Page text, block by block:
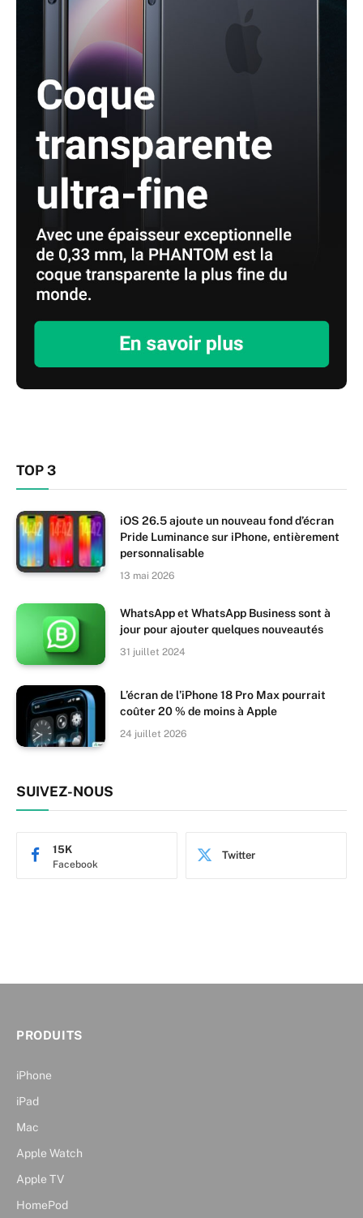
TOP 3
iOS 26.5 ajoute un nouveau fond d’écran
Pride Luminance sur iPhone, entièrement
personnalisable
13 mai 2026
WhatsApp et WhatsApp Business sont à
jour pour ajouter quelques nouveautés
31 juillet 2024
L’écran de l’iPhone 18 Pro Max pourrait
coûter 20 % de moins à Apple
24 juillet 2026
SUIVEZ-NOUS
Facebook
15K Twitter
PRODUITS
iPhone
iPad
Mac
Apple Watch
Apple TV
HomePod